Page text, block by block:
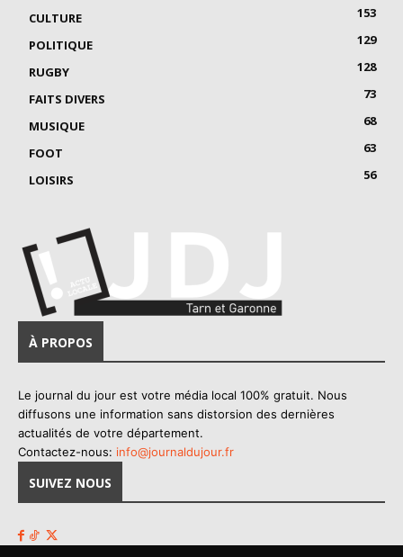
CULTURE
153
POLITIQUE
129
RUGBY
128
FAITS DIVERS
73
MUSIQUE
68
FOOT
63
LOISIRS
56
À PROPOS
Le journal du jour est votre média local 100% gratuit. Nous
diffusons une information sans distorsion des dernières
actualités de votre département.
Contactez-nous: info@journaldujour.fr
SUIVEZ NOUS